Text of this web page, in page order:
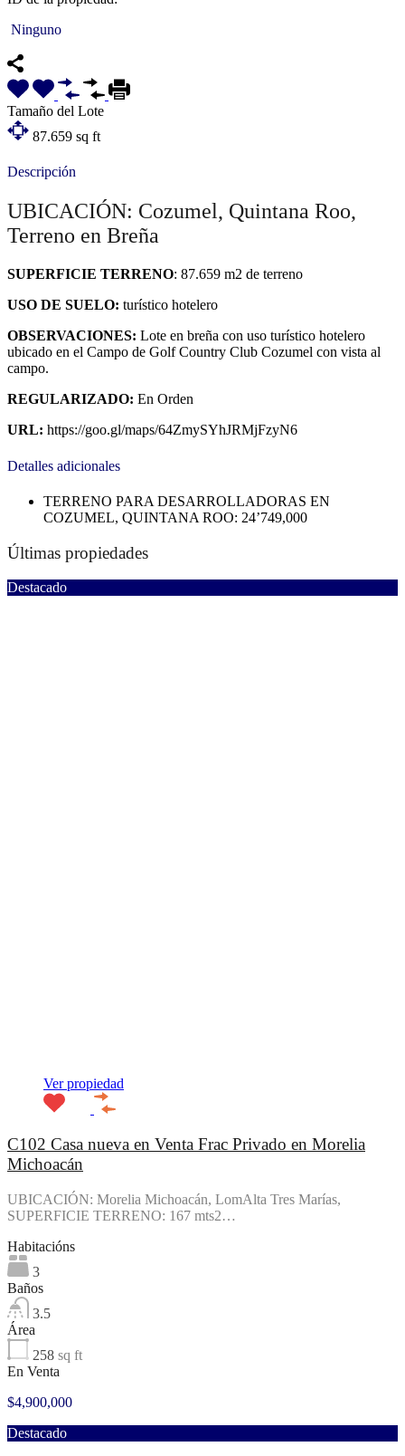
Ninguno
Tamaño del Lote
87.659 sq ft
Descripción
UBICACIÓN: Cozumel, Quintana Roo,
Terreno en Breña
SUPERFICIE TERRENO: 87.659 m2 de terreno
USO DE SUELO: turístico hotelero
OBSERVACIONES: Lote en breña con uso turístico hotelero
ubicado en el Campo de Golf Country Club Cozumel con vista al
campo.
REGULARIZADO: En Orden
URL: https://goo.gl/maps/64ZmySYhJRMjFzyN6
Detalles adicionales
TERRENO PARA DESARROLLADORAS EN
COZUMEL, QUINTANA ROO: 24’749,000
Últimas propiedades
Destacado
Ver propiedad
C102 Casa nueva en Venta Frac Privado en Morelia
Michoacán
UBICACIÓN: Morelia Michoacán, LomAlta Tres Marías,
SUPERFICIE TERRENO: 167 mts2…
Habitacións
3
Baños
3.5
Área
258 sq ft
En Venta
$4,900,000
Destacado